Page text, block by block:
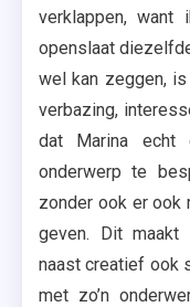
verklappen,
openslaat
wel kan zeggen,
verbazing,
dat Marina
onderwerp te
zonder ook er ook
geven. Dit maakt
naast creatief ook
met zo’n